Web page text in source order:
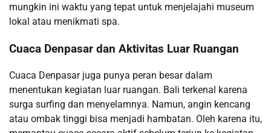
mungkin ini waktu yang tepat untuk menjelajahi museum
lokal atau menikmati spa.
Cuaca Denpasar dan Aktivitas Luar Ruangan
Cuaca Denpasar juga punya peran besar dalam
menentukan kegiatan luar ruangan. Bali terkenal karena
surga surfing dan menyelamnya. Namun, angin kencang
atau ombak tinggi bisa menjadi hambatan. Oleh karena itu,